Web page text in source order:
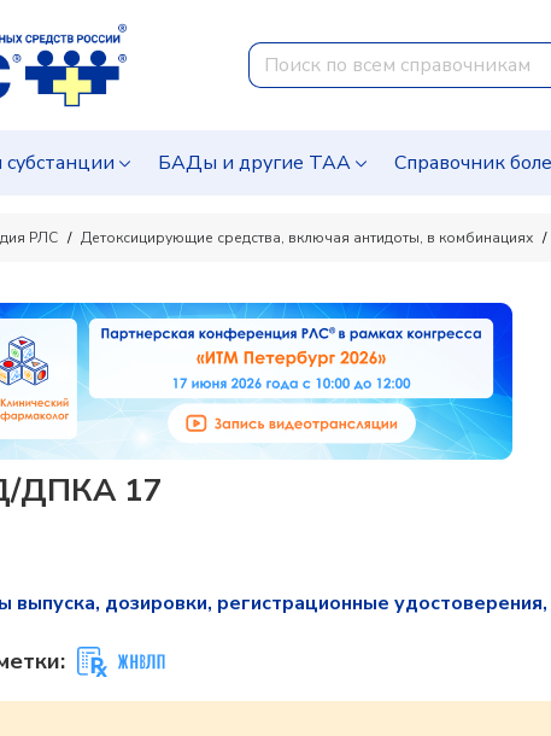
БАДы и другие ТАА Справочник
РЛС Детоксицирующие средства, включая антидоты, в комбинациях
ДПКА 17
дозировки, регистрационные